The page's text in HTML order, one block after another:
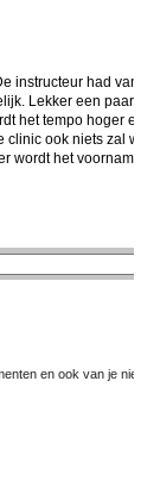
instructeur had
Lekker een paar
het tempo hoger en
ook niets zal
wordt het
en ook van je